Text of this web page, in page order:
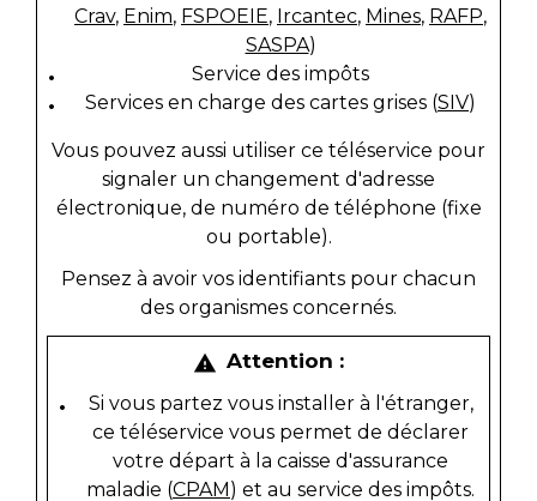
Crav, Enim, FSPOEIE, Ircantec, Mines, RAFP,
SASPA)
Service des impôts
Services en charge des cartes grises (SIV)
Vous pouvez aussi utiliser ce téléservice pour
signaler un changement d'adresse
électronique, de numéro de téléphone (fixe
ou portable).
Pensez à avoir vos identifiants pour chacun
des organismes concernés.
warning Attention :
Si vous partez vous installer à l'étranger,
ce téléservice vous permet de déclarer
votre départ à la caisse d'assurance
maladie (CPAM ) et au service des impôts.